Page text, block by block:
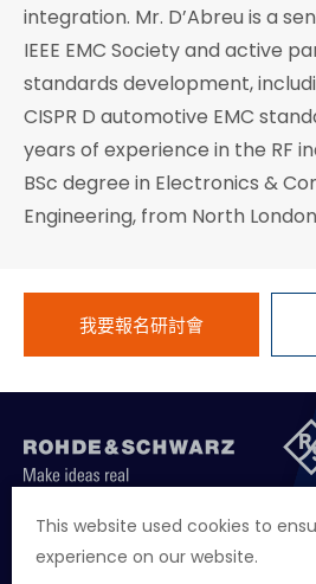
This website used cookies to
experience on our website.
integration. Mr. D’Abreu is a
IEEE EMC Society and active
standards development,
CISPR D automotive EMC
years of experience in the RF
BSc degree in Electronics &
Engineering, from North
我要報名研討會
聯絡我們 徵才資訊 隱私權政策
地址
台北市114內湖區堤頂大道二段89號4樓